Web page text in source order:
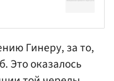
Гинеру, за то,
Это оказалось